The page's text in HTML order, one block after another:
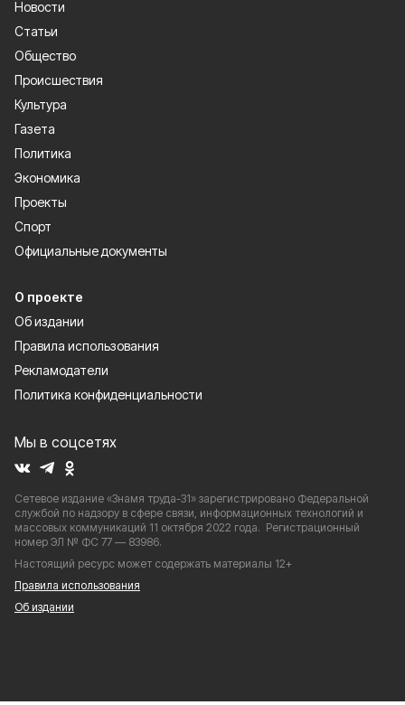
Новости
Статьи
Общество
Происшествия
Культура
Газета
Политика
Экономика
Проекты
Спорт
Официальные документы
О проекте
Об издании
Правила использования
Рекламодатели
Политика конфиденциальности
Мы в соцсетях
Сетевое издание «Знамя труда-31» зарегистрировано Федеральной
службой по надзору в сфере связи, информационных технологий и
массовых коммуникаций 11 октября 2022 года. Регистрационный
номер ЭЛ № ФС 77 — 83986.
Настоящий ресурс может содержать материалы 12+
Правила использования
Об издании